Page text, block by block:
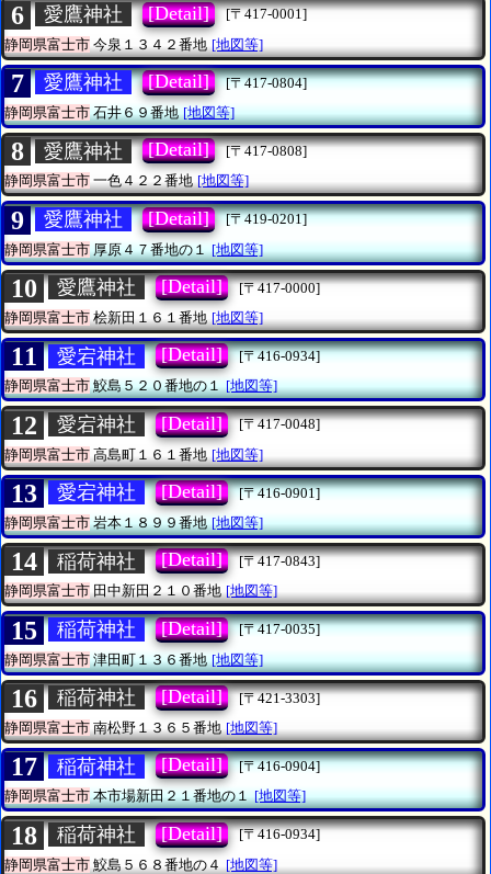
6 愛鷹神社 [Detail]
[〒417-0001]
静岡県富士市 今泉１３４２番地 [地図等]
7 愛鷹神社 [Detail]
[〒417-0804]
静岡県富士市石井６９番地 [地図等]
8 愛鷹神社 [Detail]
[〒417-0808]
静岡県富士市一色４２２番地 [地図等]
9 愛鷹神社 [Detail]
[〒419-0201]
静岡県富士市厚原４７番地の１ [地図等]
10 愛鷹神社 [Detail]
[〒417-0000]
静岡県富士市 桧新田１６１番地 [地図等]
11 愛宕神社 [Detail]
[〒416-0934]
静岡県富士市鮫島５２０番地の１ [地図等]
12 愛宕神社 [Detail]
[〒417-0048]
静岡県富士市 高島町１６１番地 [地図等]
13 愛宕神社 [Detail]
[〒416-0901]
静岡県富士市岩本１８９９番地 [地図等]
14 稲荷神社 [Detail]
[〒417-0843]
静岡県富士市田中新田２１０番地 [地図等]
15 稲荷神社 [Detail]
[〒417-0035]
静岡県富士市津田町１３６番地 [地図等]
16 稲荷神社 [Detail]
[〒421-3303]
静岡県富士市 南松野１３６５番地 [地図等]
17 稲荷神社 [Detail]
[〒416-0904]
静岡県富士市本市場新田２１番地の１ [地図等]
18 稲荷神社 [Detail]
[〒416-0934]
静岡県富士市 鮫島５６８番地の４ [地図等]